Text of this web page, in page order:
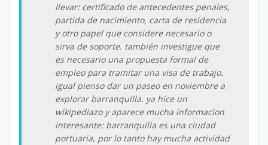
llevar: certificado de antecedentes penales,
partida de nacimiento, carta de residencia
y otro papel que considere necesario o
sirva de soporte. también investigue que
es necesario una propuesta formal de
empleo para tramitar una visa de trabajo.
igual pienso dar un paseo en noviembre a
explorar barranquilla. ya hice un
wikipediazo y aparece mucha informacion
interesante: barranquilla es una ciudad
portuaria, por lo tanto hay mucha actividad